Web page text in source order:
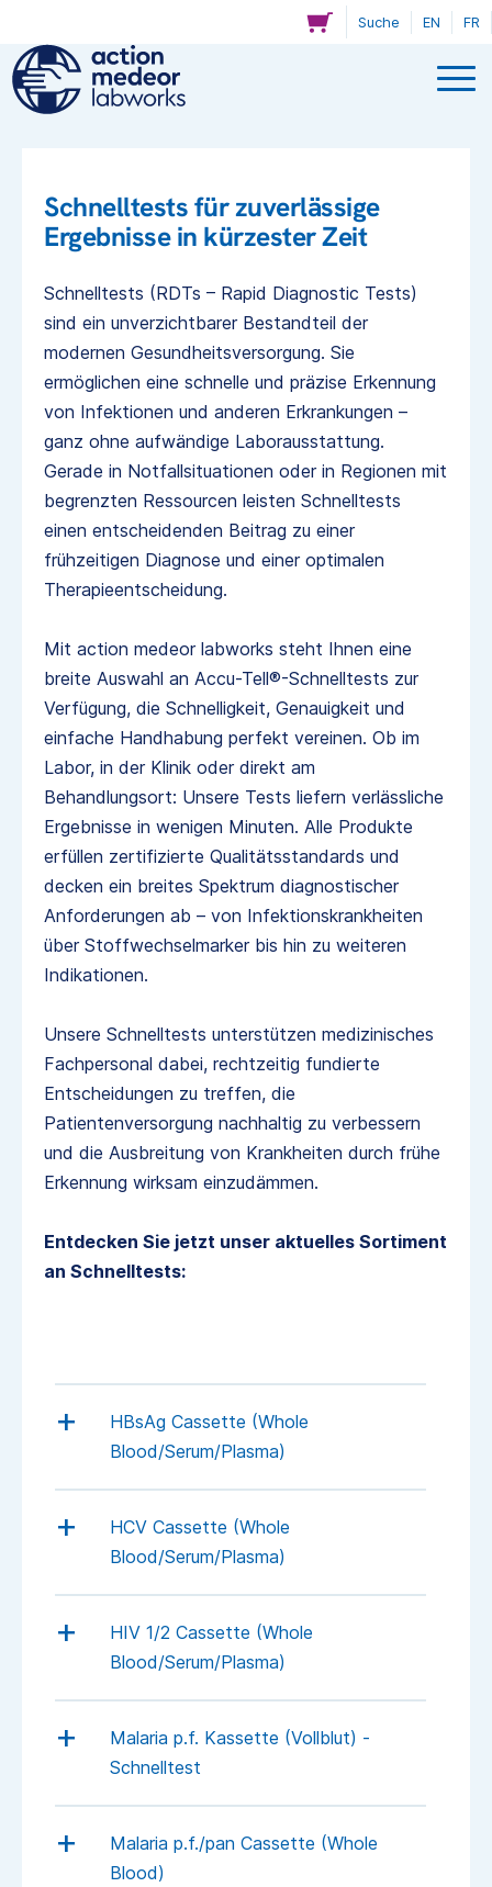
Suche EN FR
Schnelltests für zuverlässige
Ergebnisse in kürzester Zeit
Schnelltests (RDTs – Rapid Diagnostic Tests)
sind ein unverzichtbarer Bestandteil der
modernen Gesundheitsversorgung. Sie
ermöglichen eine schnelle und präzise Erkennung
von Infektionen und anderen Erkrankungen –
ganz ohne aufwändige Laborausstattung.
Gerade in Notfallsituationen oder in Regionen mit
begrenzten Ressourcen leisten Schnelltests
einen entscheidenden Beitrag zu einer
frühzeitigen Diagnose und einer optimalen
Therapieentscheidung.
Mit action medeor labworks steht Ihnen eine
breite Auswahl an Accu-Tell®-Schnelltests zur
Verfügung, die Schnelligkeit, Genauigkeit und
einfache Handhabung perfekt vereinen. Ob im
Labor, in der Klinik oder direkt am
Behandlungsort: Unsere Tests liefern verlässliche
Ergebnisse in wenigen Minuten. Alle Produkte
erfüllen zertifizierte Qualitätsstandards und
decken ein breites Spektrum diagnostischer
Anforderungen ab – von Infektionskrankheiten
über Stoffwechselmarker bis hin zu weiteren
Indikationen.
Unsere Schnelltests unterstützen medizinisches
Fachpersonal dabei, rechtzeitig fundierte
Entscheidungen zu treffen, die
Patientenversorgung nachhaltig zu verbessern
und die Ausbreitung von Krankheiten durch frühe
Erkennung wirksam einzudämmen.
Entdecken Sie jetzt unser aktuelles Sortiment
an Schnelltests:
HBsAg Cassette (Whole
Blood/Serum/Plasma)
HCV Cassette (Whole
Blood/Serum/Plasma)
HIV 1/2 Cassette (Whole
Blood/Serum/Plasma)
Malaria p.f. Kassette (Vollblut) -
Schnelltest
Malaria p.f./pan Cassette (Whole
Blood)